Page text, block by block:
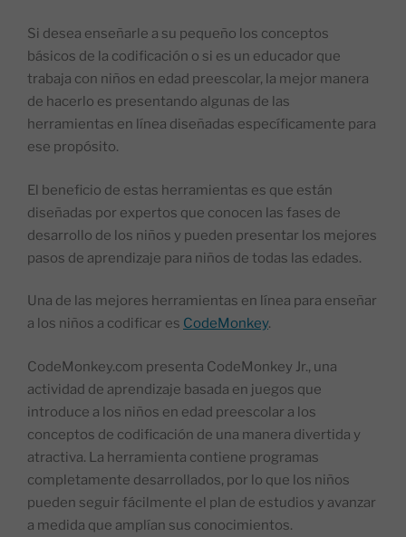
Si desea enseñarle a su pequeño los conceptos
básicos de la codificación o si es un educador que
trabaja con niños en edad preescolar, la mejor manera
de hacerlo es presentando algunas de las
herramientas en línea diseñadas específicamente para
ese propósito.
El beneficio de estas herramientas es que están
diseñadas por expertos que conocen las fases de
desarrollo de los niños y pueden presentar los mejores
pasos de aprendizaje para niños de todas las edades.
Una de las mejores herramientas en línea para enseñar
a los niños a codificar es CodeMonkey.
CodeMonkey.com presenta CodeMonkey Jr., una
actividad de aprendizaje basada en juegos que
introduce a los niños en edad preescolar a los
conceptos de codificación de una manera divertida y
atractiva. La herramienta contiene programas
completamente desarrollados, por lo que los niños
pueden seguir fácilmente el plan de estudios y avanzar
a medida que amplían sus conocimientos.